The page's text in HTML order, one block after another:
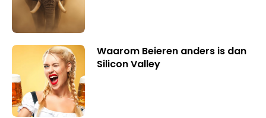
Waarom Beieren anders is dan
Silicon Valley